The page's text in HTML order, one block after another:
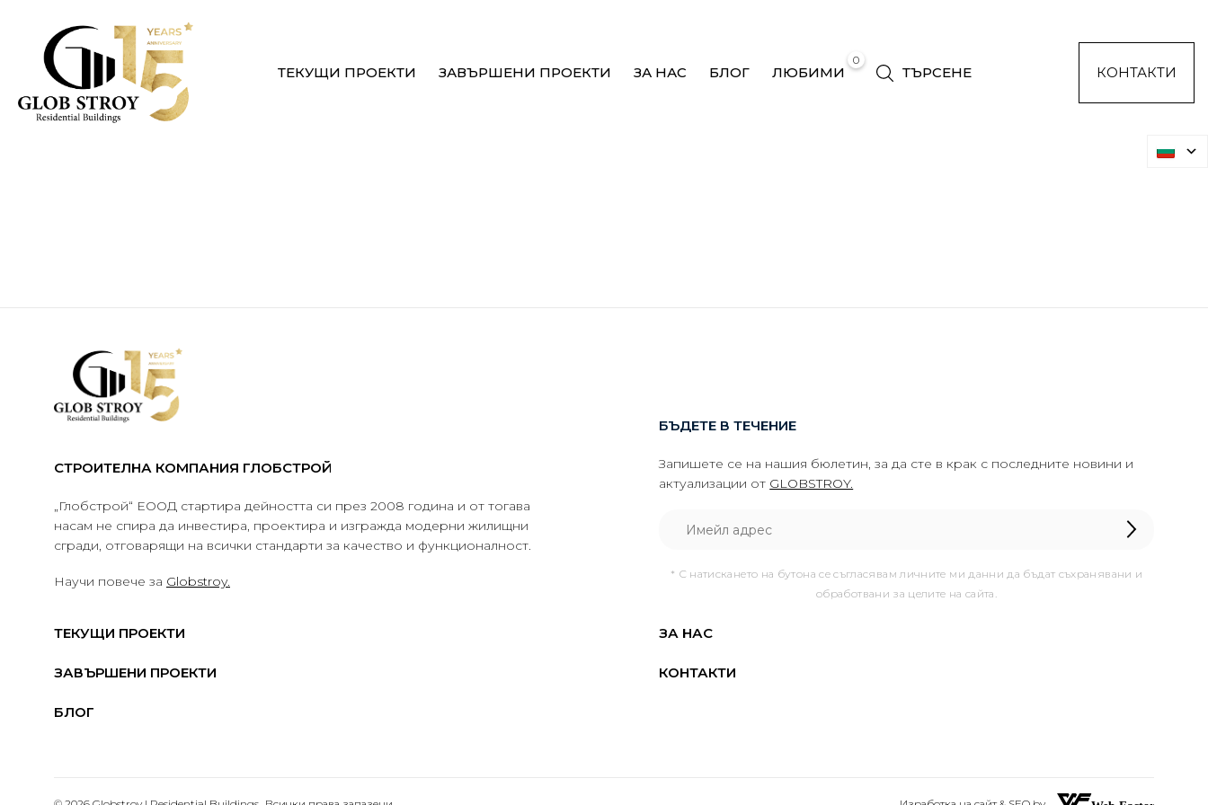
ТЕКУЩИ ПРОЕКТИ ЗАВЪРШЕНИ ПРОЕКТИ ЗА НАС БЛОГ
0
ЛЮБИМИ ТЪРСЕНЕ КОНТАКТИ
СТРОИТЕЛНА КОМПАНИЯ ГЛОБСТРОЙ
„Глобстрой“ ЕООД стартира дейността си през 2008 година и от тогава
насам не спира да инвестира, проектира и изгражда модерни жилищни
сгради, отговарящи на всички стандарти за качество и функционалност.
Научи повече за Globstroy.
ТЕКУЩИ ПРОЕКТИ
ЗАВЪРШЕНИ ПРОЕКТИ
БЛОГ
ЗА НАС
КОНТАКТИ
БЪДЕТЕ В ТЕЧЕНИЕ
Запишете се на нашия бюлетин, за да сте в крак с последните новини и
актуализации от GLOBSTROY.
* С натискането на бутона се съгласявам личните ми данни да бъдат съхранявани и
обработвани за целите на сайта.